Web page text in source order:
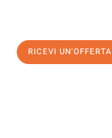
RICEVI